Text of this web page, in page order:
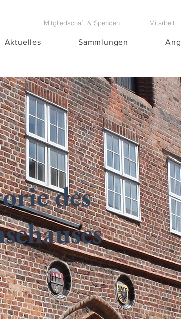
Mitarbeit
Aktuelles Sammlungen
Mitgliedschaft & Spenden
des